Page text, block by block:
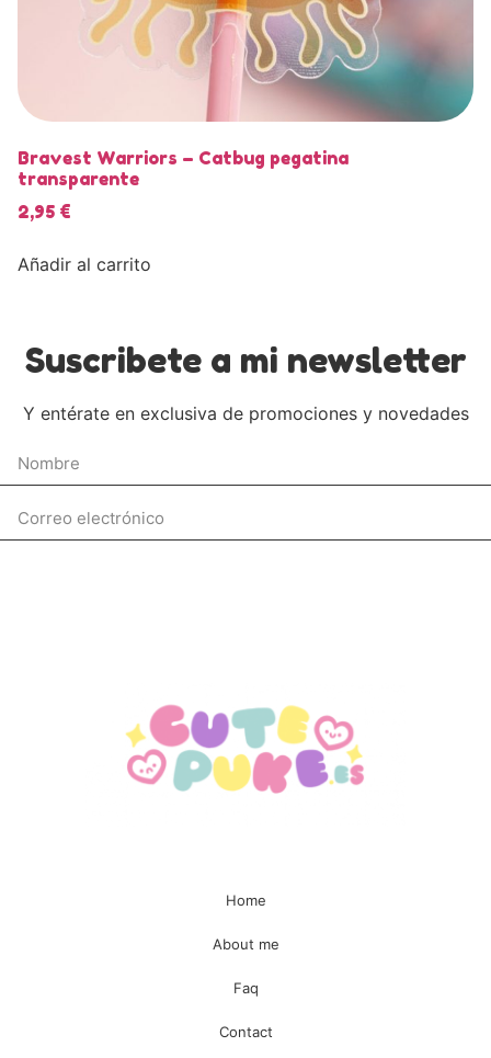
Bravest Warriors – Catbug pegatina
transparente
2,95 €
Añadir al carrito
Suscribete a mi newsletter
Y entérate en exclusiva de promociones y novedades
Home
About me
Faq
Contact